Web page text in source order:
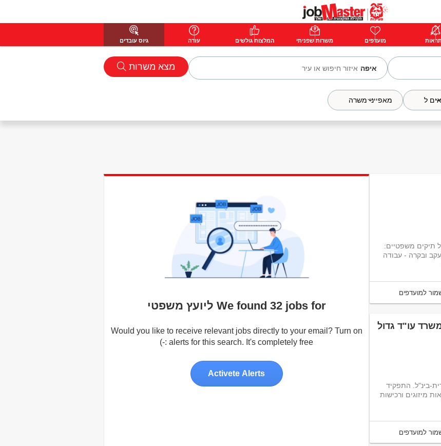
פרימיום התחבר
מועדפים משרות שפניתי המלצות גולשים עזרה גיוס עובדים
איפה מצא משרות
ל מאפייני משרה
תיקים משפטיים:
ובקרה - עבודה
למועדפים
עו"ד גדול
בינ"ל. התפקיד
מיזוגים ורכישות
למועדפים
We found 32 jobs for ליועץ משפטי
Would you like to receive relevant jobs directly to your email? Turn on
alerts for this search. It's completely free :-)
Activete Alerts